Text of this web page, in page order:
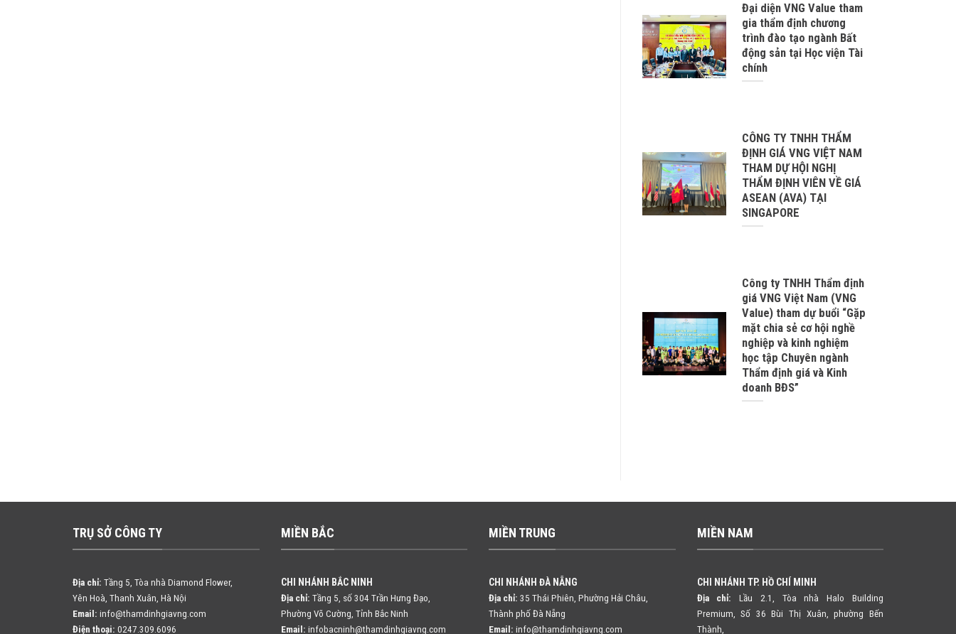
Đại diện VNG Value tham
gia thẩm định chương
trình đào tạo ngành Bất
động sản tại Học viện Tài
chính
CÔNG TY TNHH THẨM
ĐỊNH GIÁ VNG VIỆT NAM
THAM DỰ HỘI NGHỊ
THẨM ĐỊNH VIÊN VỀ GIÁ
ASEAN (AVA) TẠI
SINGAPORE
Công ty TNHH Thẩm định
giá VNG Việt Nam (VNG
Value) tham dự buổi “Gặp
mặt chia sẻ cơ hội nghề
nghiệp và kinh nghiệm
học tập Chuyên ngành
Thẩm định giá và Kinh
doanh BĐS”
TRỤ SỞ CÔNG TY
Địa chỉ: Tầng 5, Tòa nhà Diamond Flower,
Yên Hoà, Thanh Xuân, Hà Nội
Email: info@thamdinhgiavng.com
Điện thoại: 0247.309.6096
MIỀN BẮC
CHI NHÁNH BẮC NINH
Địa chỉ: Tầng 5, số 304 Trần Hưng Đạo,
Phường Võ Cường, Tỉnh Bắc Ninh
Email: infobacninh@thamdinhgiavng.com
MIỀN TRUNG
CHI NHÁNH ĐÀ NẴNG
Địa chỉ: 35 Thái Phiên, Phường Hải Châu,
Thành phố Đà Nẵng
Email: info@thamdinhgiavng.com
MIỀN NAM
CHI NHÁNH TP. HỒ CHÍ MINH
Địa chỉ: Lầu 2.1, Tòa nhà Halo Building
Premium, Số 36 Bùi Thị Xuân,phường Bến
Thành,